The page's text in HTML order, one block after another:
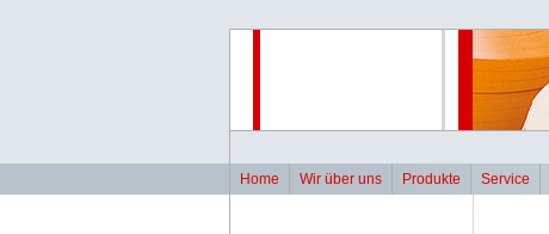
Home
Wir über uns Produkte Service